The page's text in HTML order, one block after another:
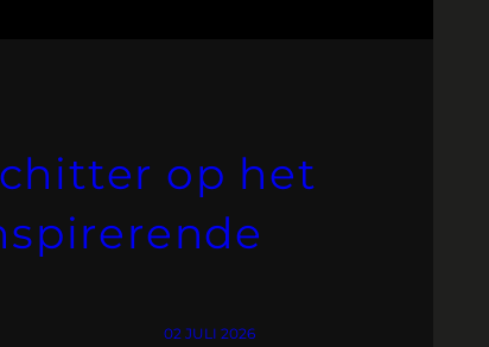
op het
02 JULI 2026